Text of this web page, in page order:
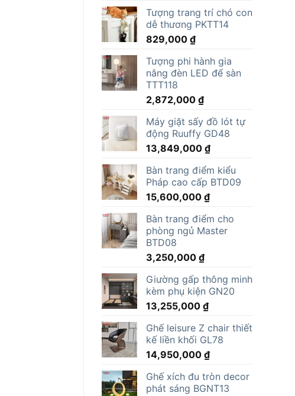
Tượng trang trí chó con
dễ thương PKTT14
829,000 ₫
Tượng phi hành gia
nâng đèn LED để sàn
TTT118
2,872,000 ₫
Máy giặt sấy đồ lót tự
động Ruuffy GD48
13,849,000 ₫
Bàn trang điểm kiểu
Pháp cao cấp BTD09
15,600,000 ₫
Bàn trang điểm cho
phòng ngủ Master
BTD08
3,250,000 ₫
Giường gấp thông minh
kèm phụ kiện GN20
13,255,000 ₫
Ghế leisure Z chair thiết
kế liền khối GL78
14,950,000 ₫
Ghế xích đu tròn decor
phát sáng BGNT13